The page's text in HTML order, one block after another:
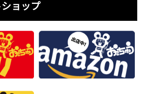
ョップ